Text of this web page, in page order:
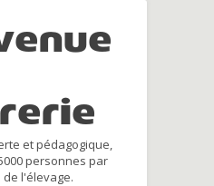
et pédagogique,
personnes par
l'élevage.